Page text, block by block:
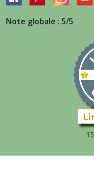
Note globale : 5/5